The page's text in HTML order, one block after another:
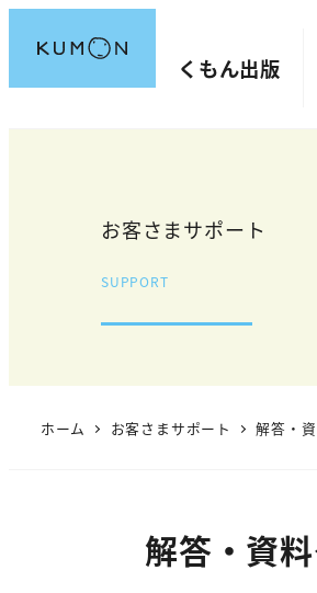
ン
くもん出版
お客さまサポート
SUPPORT
ホーム お客さまサポート 解答・
解答・資